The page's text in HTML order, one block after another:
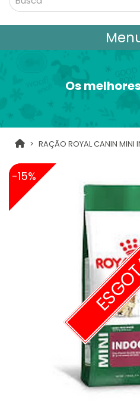
Os
RAÇÃO ROYAL CANIN MINI
-15%